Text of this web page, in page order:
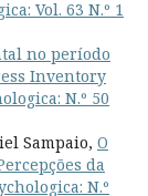
Vol. 63 N.º 1
no período
Inventory
N.º 50
Sampaio, O
da
N.º